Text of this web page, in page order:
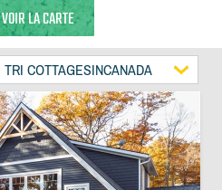
VOIR LA CARTE
TRI COTTAGESINCANADA